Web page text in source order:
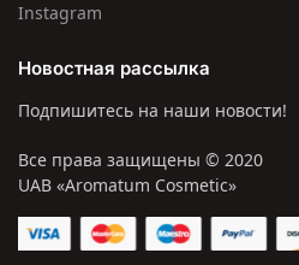
Instagram
Новостная рассылка
Подпишитесь на наши новости!
Все права защищены © 2020
UAB «Aromatum Cosmetic»